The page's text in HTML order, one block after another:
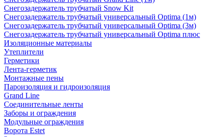
Снегозадержатель трубчатый Snow Kit
Снегозадержатель трубчатый универсальный Optima (1м)
Снегозадержатель трубчатый универсальный Optima (3м)
Снегозадержатель трубчатый универсальный Optima плюс
Изоляционные материалы
Утеплители
Герметики
Лента-герметик
Монтажные пены
Пароизоляция и гидроизоляция
Grand Line
Соединительные ленты
Заборы и ограждения
Модульные ограждения
Ворота Estet